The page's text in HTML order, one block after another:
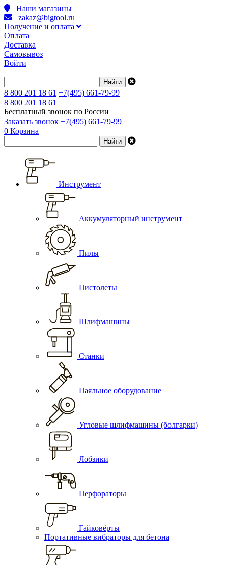
Наши магазины
zakaz@bigtool.ru
Получение и оплата
Оплата
Доставка
Самовывоз
Войти
8 800 201 18 61 +7(495) 661-79-99
8 800 201 18 61
Бесплатный звонок по России
Заказать звонок +7(495) 661-79-99
0 Корзина
Инструмент
Аккумуляторный инструмент
Пилы
Пистолеты
Шлифмашины
Станки
Паяльное оборудование
Угловые шлифмашины (болгарки)
Лобзики
Перфораторы
Гайковёрты
Портативные вибраторы для бетона